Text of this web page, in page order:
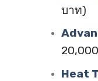
บาท)
Heat